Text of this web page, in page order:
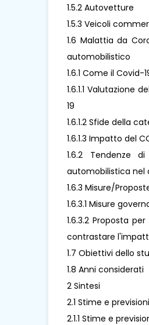
1.5.2 Autovetture
1.5.3 Veicoli
1.6 Malattia da
automobilistico
1.6.1 Come il
1.6.1.1
19
1.6.1.2 Sfide della
1.6.1.3 Impatto del
1.6.2 Tendenze
automobilistica nel
1.6.3 Misure/
1.6.3.1 Misure
1.6.3.2 Proposta
contrastare
1.7 Obiettivi dello
1.8 Anni considerati
2 Sintesi
2.1 Stime e
2.1.1 Stime e